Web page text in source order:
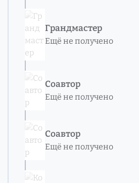
Грандмастер
Ещё не получено
Соавтор
Ещё не получено
Соавтор
Ещё не получено